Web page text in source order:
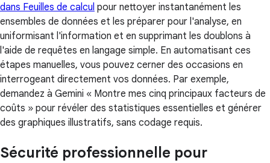
dans Feuilles de calcul pour nettoyer instantanément les
ensembles de données et les préparer pour l'analyse, en
uniformisant l'information et en supprimant les doublons à
l'aide de requêtes en langage simple. En automatisant ces
étapes manuelles, vous pouvez cerner des occasions en
interrogeant directement vos données. Par exemple,
demandez à Gemini « Montre mes cinq principaux facteurs de
coûts » pour révéler des statistiques essentielles et générer
des graphiques illustratifs, sans codage requis.
Sécurité professionnelle pour